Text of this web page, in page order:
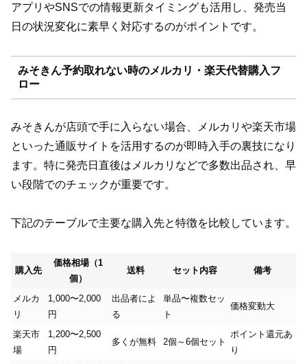
アプリやSNSでの情報更新タイミングも活用し、発売当
日の状況変化に素早く対応するのがポイントです。
みそきん予約取れない時のメルカリ・楽天代替購入フ
ロー
みそきんが店頭で手に入らない場合、メルカリや楽天市場
といった通販サイトを活用するのが即時入手の裏技になり
ます。特に発売日直後はメルカリなどで多数出品され、早
い段階でのチェックが重要です。
下記のテーブルで主要な購入先と特徴を比較しています。
購入先
価格相場（1
個）
送料 セット内容 備考
メルカ
リ
1,000〜2,000
円
出品者によ
る
単品〜複数セッ
ト
価格変動大
楽天市
場
1,200〜2,500
円
多くが無料 2個～6個セット
ポイント還元あ
り